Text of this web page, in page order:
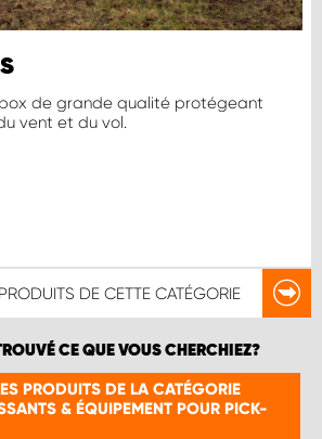
de grande qualité protégeant
vent et du vol.
DE CETTE CATÉGORIE
CE QUE VOUS CHERCHIEZ?
PRODUITS DE LA CATÉGORIE
& ÉQUIPEMENT POUR PICK-